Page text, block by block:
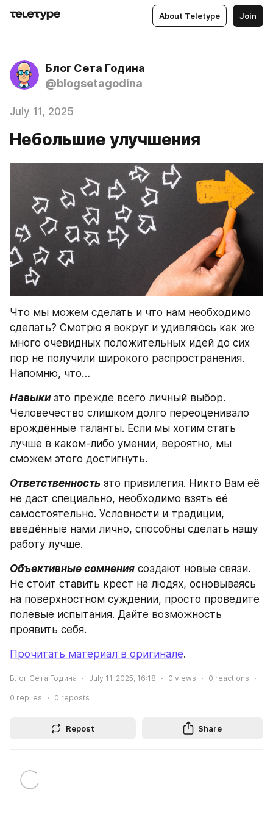
About Teletype Join
Блог Сета Година
@blogsetagodina
July 11, 2025
Небольшие улучшения
Что мы можем сделать и что нам необходимо
сделать? Смотрю я вокруг и удивляюсь как же
много очевидных положительных идей до сих
пор не получили широкого распространения.
Напомню, что…
Навыки это прежде всего личный выбор.
Человечество слишком долго переоценивало
врождённые таланты. Если мы хотим стать
лучше в каком-либо умении, вероятно, мы
сможем этого достигнуть.
Ответственность это привилегия. Никто Вам её
не даст специально, необходимо взять её
самостоятельно. Условности и традиции,
введённые нами лично, способны сделать нашу
работу лучше.
Объективные сомнения создают новые связи.
Не стоит ставить крест на людях, основываясь
на поверхностном суждении, просто проведите
полевые испытания. Дайте возможность
проявить себя.
Прочитать материал в оригинале.
Блог Сета Година July 11, 2025, 16:18 0 views 0 reactions
0 replies 0 reposts
Repost Share